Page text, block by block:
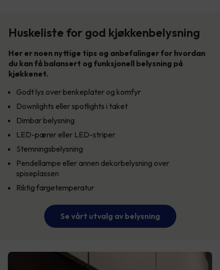
Huskeliste for god kjøkkenbelysning
Her er noen nyttige tips og anbefalinger for hvordan
du kan få balansert og funksjonell belysning på
kjøkkenet.
Godt lys over benkeplater og komfyr
Downlights eller spotlights i taket
Dimbar belysning
LED-pærer eller LED-striper
Stemningsbelysning
Pendellampe eller annen dekorbelysning over
spiseplassen
Riktig fargetemperatur
Se vårt utvalg av belysning